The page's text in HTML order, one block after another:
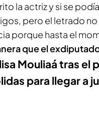
la actriz y si se
pero el letrado
porque hasta el
que el
Mouliaá tras
para llegar a